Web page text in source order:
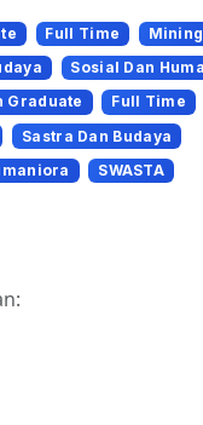
Full Time Mining
Sosial Dan
Graduate
Full Time
Sastra Dan Budaya
SWASTA